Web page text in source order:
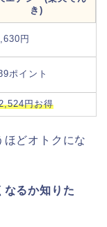
き)
円
ポイント
円お得
ほどオトクにな
なるか知りた